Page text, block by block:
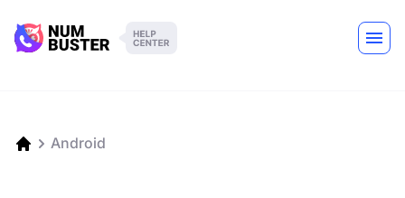
Android